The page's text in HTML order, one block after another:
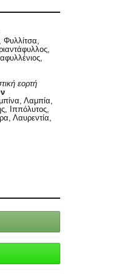
Φυλλίτσα,
εορτή
Λαμπία,
Ιππόλυτος,
Λαυρεντία,